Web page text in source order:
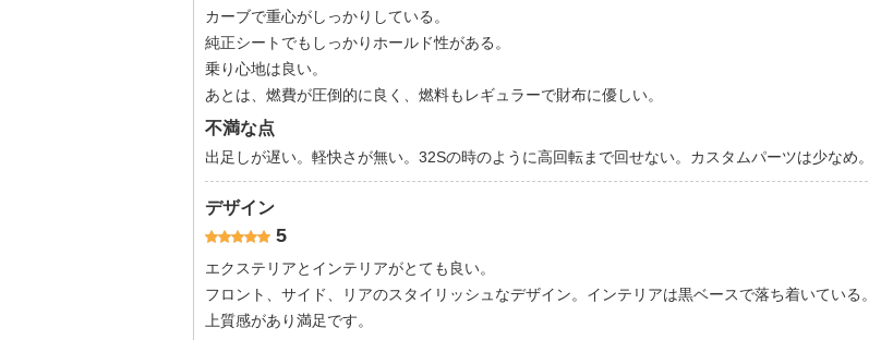
カーブで重心がしっかりしている。
純正シートでもしっかりホールド性がある。
乗り心地は良い。
あとは、燃費が圧倒的に良く、燃料もレギュラーで財布に優しい。
不満な点
出足しが遅い。軽快さが無い。32Sの時のように高回転まで回せない。カスタムパーツは少なめ。
デザイン
5
エクステリアとインテリアがとても良い。
フロント、サイド、リアのスタイリッシュなデザイン。インテリアは黒ベースで落ち着いている。
上質感があり満足です。